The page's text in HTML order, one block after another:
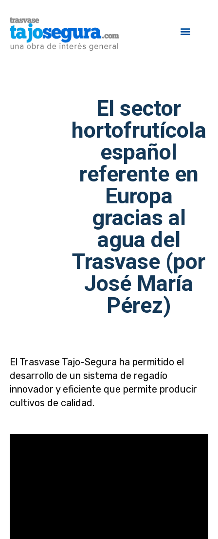
El sector
hortofrutícola
español
referente en
Europa
gracias al
agua del
Trasvase (por
José María
Pérez)
El Trasvase Tajo-Segura ha permitido el
desarrollo de un sistema de regadío
innovador y eficiente que permite producir
cultivos de calidad.